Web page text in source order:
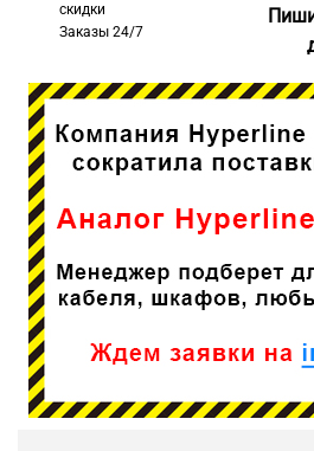
скидки
Заказы 24/7